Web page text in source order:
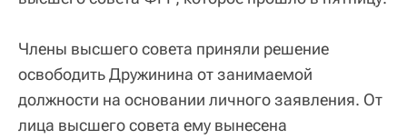
Члены высшего совета приняли решение
освободить Дружинина от занимаемой
должности на основании личного заявления. От
лица высшего совета ему вынесена